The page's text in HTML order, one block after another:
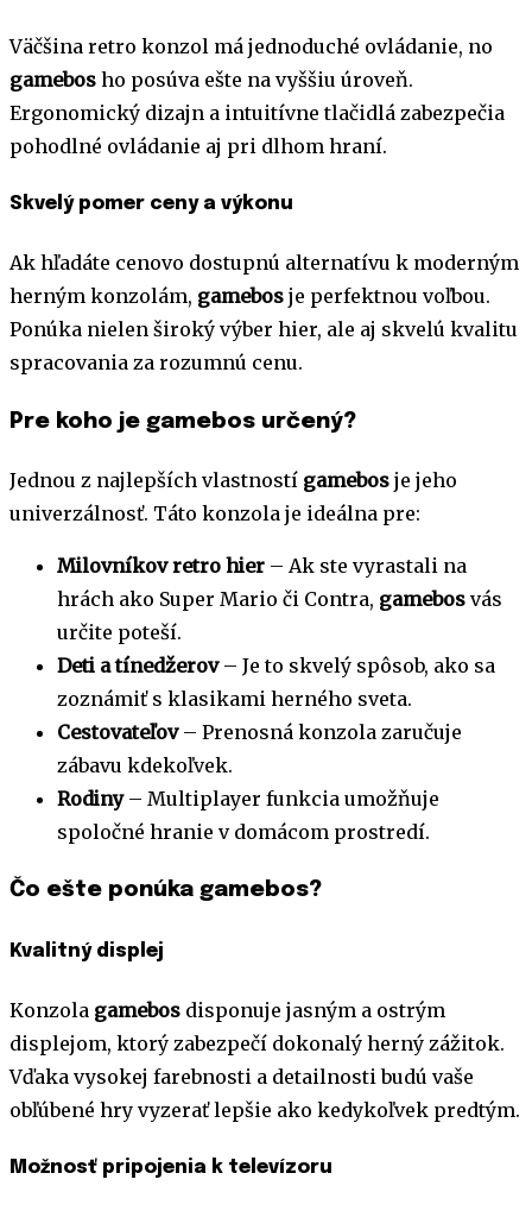
Väčšina retro konzol má jednoduché ovládanie, no
gamebos ho posúva ešte na vyššiu úroveň.
Ergonomický dizajn a intuitívne tlačidlá zabezpečia
pohodlné ovládanie aj pri dlhom hraní.
Skvelý pomer ceny a výkonu
Ak hľadáte cenovo dostupnú alternatívu k moderným
herným konzolám, gamebos je perfektnou voľbou.
Ponúka nielen široký výber hier, ale aj skvelú kvalitu
spracovania za rozumnú cenu.
Pre koho je gamebos určený?
Jednou z najlepších vlastností gamebos je jeho
univerzálnosť. Táto konzola je ideálna pre:
Milovníkov retro hier – Ak ste vyrastali na
hrách ako Super Mario či Contra, gamebos vás
určite poteší.
Deti a tínedžerov– Je to skvelý spôsob, ako sa
zoznámiť s klasikami herného sveta.
Cestovateľov– Prenosná konzola zaručuje
zábavu kdekoľvek.
Rodiny– Multiplayer funkcia umožňuje
spoločné hranie v domácom prostredí.
Čo ešte ponúka gamebos?
Kvalitný displej
Konzola gamebos disponuje jasným a ostrým
displejom, ktorý zabezpečí dokonalý herný zážitok.
Vďaka vysokej farebnosti a detailnosti budú vaše
obľúbené hry vyzerať lepšie ako kedykoľvek predtým.
Možnosť pripojenia k televízoru